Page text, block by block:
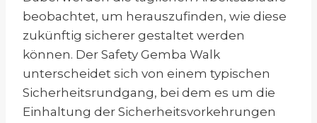
beobachtet, um herauszufinden, wie diese
zukünftig sicherer gestaltet werden
können. Der Safety Gemba Walk
unterscheidet sich von einem typischen
Sicherheitsrundgang, bei dem es um die
Einhaltung der Sicherheitsvorkehrungen